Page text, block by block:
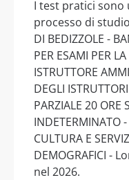
I test pratici
processo di
DI BEDIZZOLE -
PER ESAMI PER
ISTRUTTORE
DEGLI
PARZIALE 20 ORE
INDETERMINATO
CULTURA E
DEMOGRAFICI -
nel 2026.